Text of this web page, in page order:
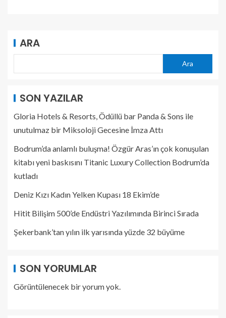
ARA
Ara
SON YAZILAR
Gloria Hotels & Resorts, Ödüllü bar Panda & Sons ile
unutulmaz bir Miksoloji Gecesine İmza Attı
Bodrum’da anlamlı buluşma! Özgür Aras’ın çok konuşulan
kitabı yeni baskısını Titanic Luxury Collection Bodrum’da
kutladı
Deniz Kızı Kadın Yelken Kupası 18 Ekim’de
Hitit Bilişim 500’de Endüstri Yazılımında Birinci Sırada
Şekerbank’tan yılın ilk yarısında yüzde 32 büyüme
SON YORUMLAR
Görüntülenecek bir yorum yok.